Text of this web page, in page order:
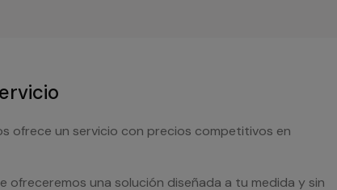
ofrece un servicio con precios competitivos en
ofreceremos una solución diseñada a tu medida y sin